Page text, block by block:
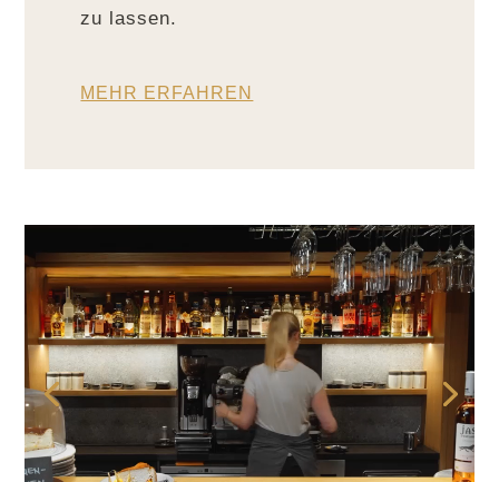
zu lassen.
MEHR ERFAHREN
Video-
Player